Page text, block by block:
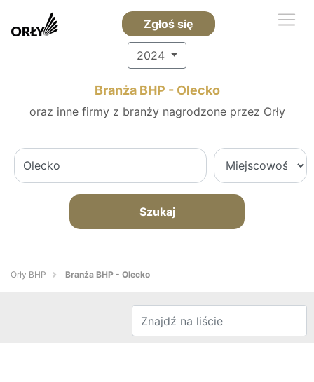
Zgłoś się
2024
Branża BHP - Olecko
oraz inne firmy z branży nagrodzone przez Orły
Szukaj
Orły BHP Branża BHP - Olecko